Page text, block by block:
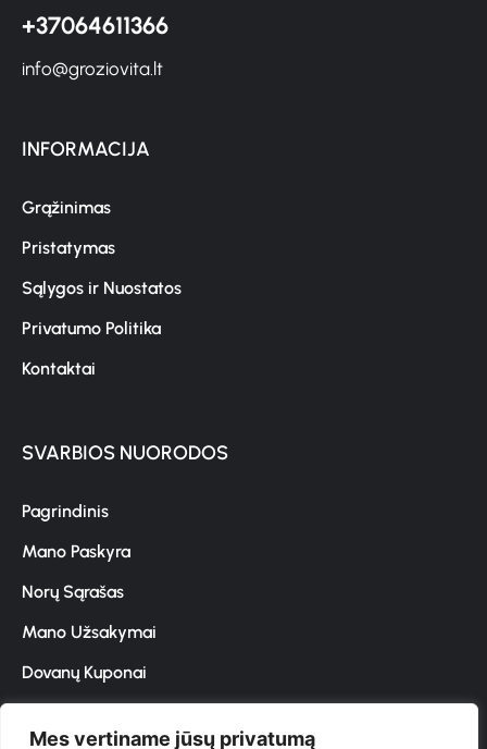
Mes vertiname jūsų privatumą
+37064611366
info@groziovita.lt
INFORMACIJA
Grąžinimas
Pristatymas
Sąlygos ir Nuostatos
Privatumo Politika
Kontaktai
SVARBIOS NUORODOS
Pagrindinis
Mano Paskyra
Norų Sąrašas
Mano Užsakymai
Dovanų Kuponai